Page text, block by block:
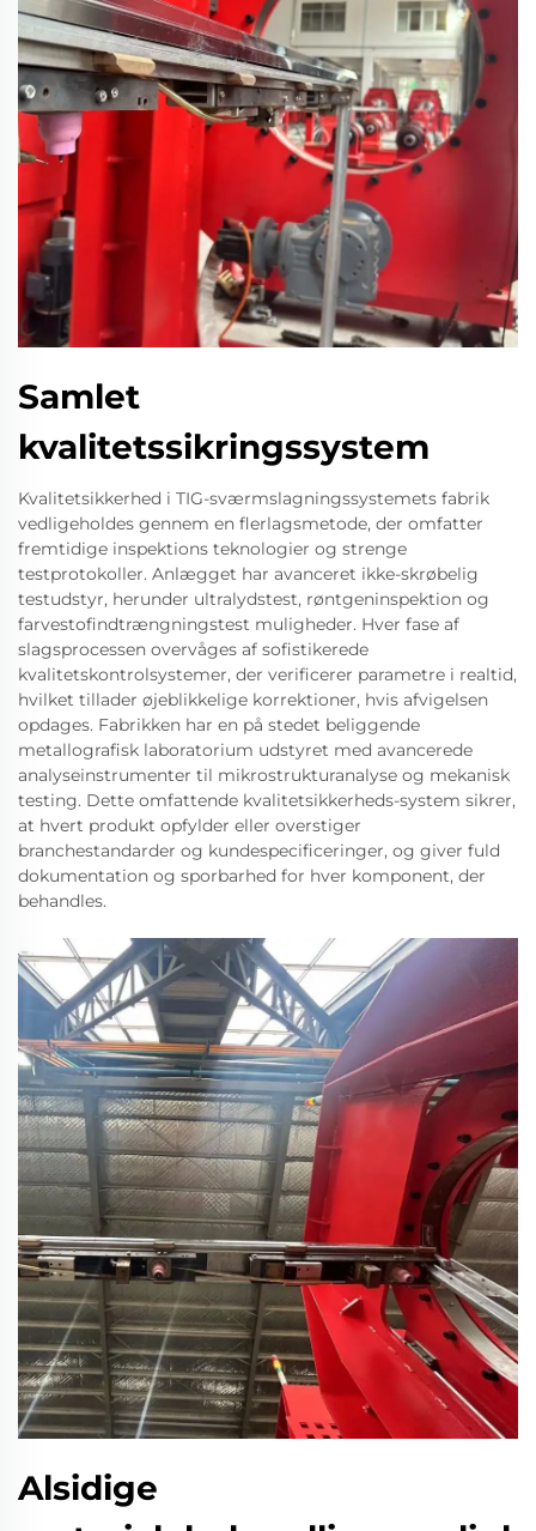
Samlet
kvalitetssikringssystem
Kvalitetsikkerhed i TIG-sværmslagningssystemets fabrik
vedligeholdes gennem en flerlagsmetode, der omfatter
fremtidige inspektions teknologier og strenge
testprotokoller. Anlægget har avanceret ikke-skrøbelig
testudstyr, herunder ultralydstest, røntgeninspektion og
farvestofindtrængningstest muligheder. Hver fase af
slagsprocessen overvåges af sofistikerede
kvalitetskontrolsystemer, der verificerer parametre i realtid,
hvilket tillader øjeblikkelige korrektioner, hvis afvigelsen
opdages. Fabrikken har en på stedet beliggende
metallografisk laboratorium udstyret med avancerede
analyseinstrumenter til mikrostrukturanalyse og mekanisk
testing. Dette omfattende kvalitetsikkerheds-system sikrer,
at hvert produkt opfylder eller overstiger
branchestandarder og kundespecificeringer, og giver fuld
dokumentation og sporbarhed for hver komponent, der
behandles.
Alsidige